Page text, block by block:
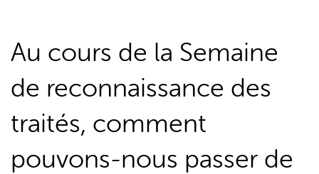
Au cours de la Semaine
de reconnaissance des
traités, comment
pouvons-nous passer de